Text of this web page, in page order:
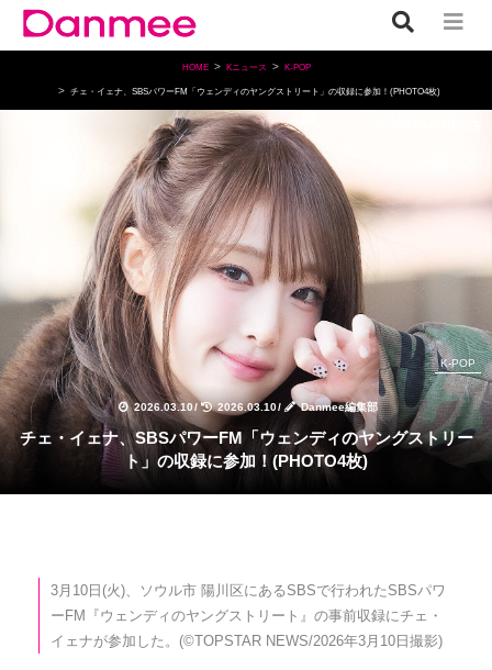
HOME Kニュース K-POP
チェ・イェナ、SBSパワーFM「ウェンディのヤングストリート」の収録に参加！(PHOTO4枚)
2026.03.10/ 2026.03.10/ Danmee編集部
K-POP
チェ・イェナ、SBSパワーFM「ウェンディのヤングストリー
ト」の収録に参加！(PHOTO4枚)
3月10日(火)、ソウル市 陽川区にあるSBSで行われたSBSパワ
ーFM『ウェンディのヤングストリート』の事前収録にチェ・
イェナが参加した。(©TOPSTAR NEWS/2026年3月10日撮影)